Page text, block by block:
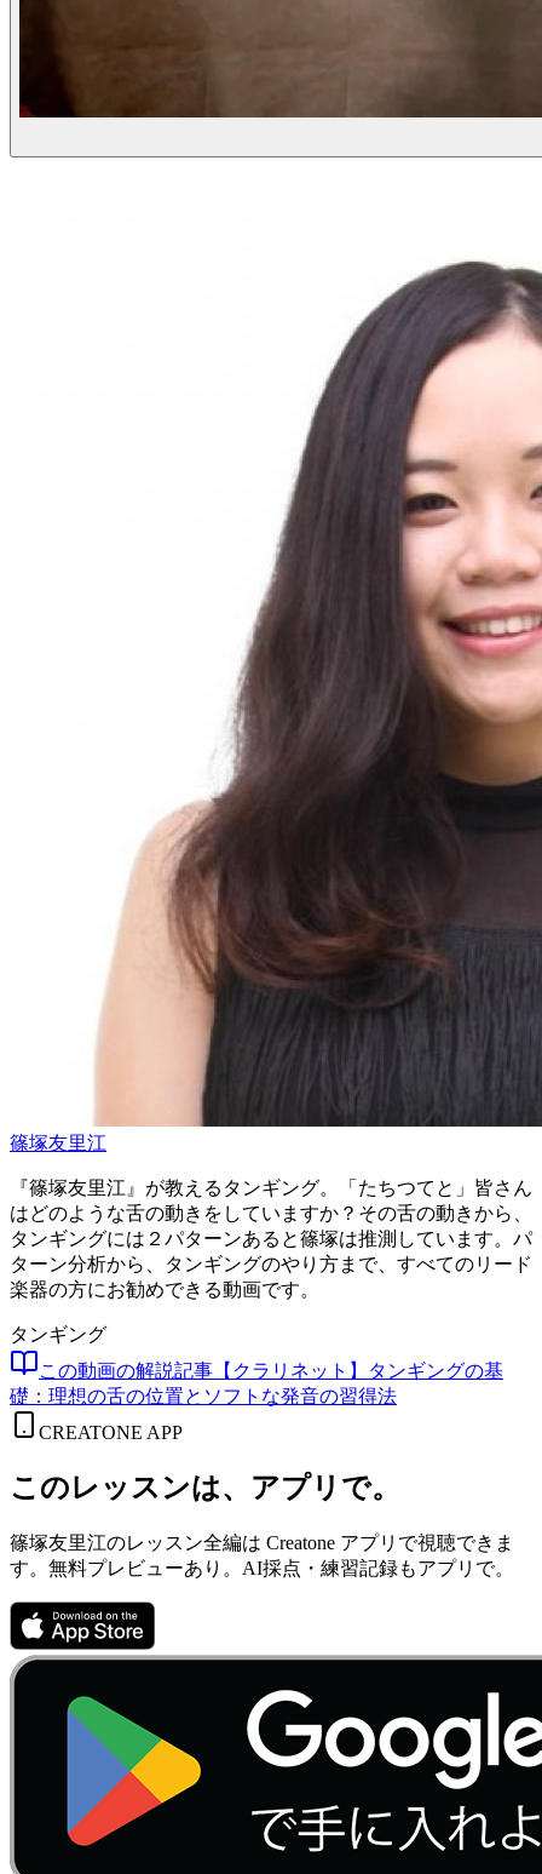
篠塚友里江
『篠塚友里江』が教えるタンギング。「たちつてと」皆さん
はどのような舌の動きをしていますか？その舌の動きから、
タンギングには２パターンあると篠塚は推測しています。パ
ターン分析から、タンギングのやり方まで、すべてのリード
楽器の方にお勧めできる動画です。
タンギング
この動画の解説記事 【クラリネット】タンギングの基
礎：理想の舌の位置とソフトな発音の習得法
CREATONE APP
このレッスンは、アプリで。
篠塚友里江のレッスン全編は Creatone アプリで視聴できま
す。無料プレビューあり。AI採点・練習記録もアプリで。